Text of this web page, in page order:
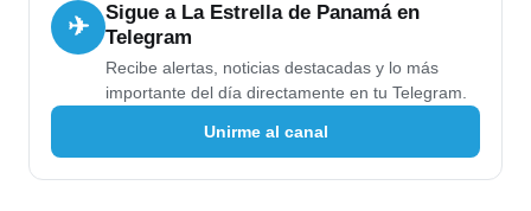
✈
Sigue a La Estrella de Panamá en
Telegram
Recibe alertas, noticias destacadas y lo más
importante del día directamente en tu Telegram.
Unirme al canal